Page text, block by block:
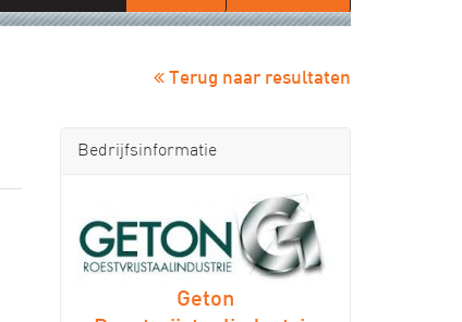
Terug naar resultaten
Bedrijfsinformatie
Geton